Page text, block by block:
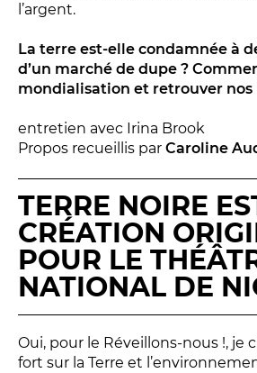
LES ACTIONS
Lettres à... [8 édition]
Moulins en scène
Visites
INFOS
NOS SALLES
l’argent.
La terre est-elle condamnée à
d’un marché de dupe ?
mondialisation et retrouver nos
entretien avec Irina Brook
Propos recueillis par Caroline
TERRE NOIRE
CRÉATION
POUR LE
NATIONAL DE
Oui, pour le Réveillons-nous !, je
fort sur la Terre et